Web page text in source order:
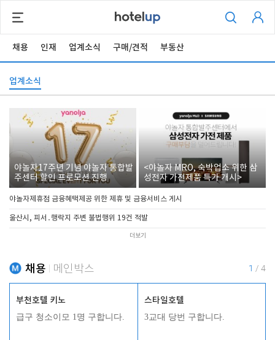
채용 인재 업계소식 구매/견적 부동산
업계소식
야놀자17주년 기념 야놀자 통합발
주센터 할인 프로모션 진행
<야놀자 MRO, 숙박업소 위한 삼
성전자 가전제품 특가 개시>
야놀자제휴점 금융혜택제공 위한 제휴 및 금융서비스 게시
울산시, 피서․행락지 주변 불법행위 19건 적발
더보기
채용 메인박스 1 / 4
부천호텔 키노
급구 청소이모 1명 구합니다.
스타일호텔
3교대 당번 구합니다.